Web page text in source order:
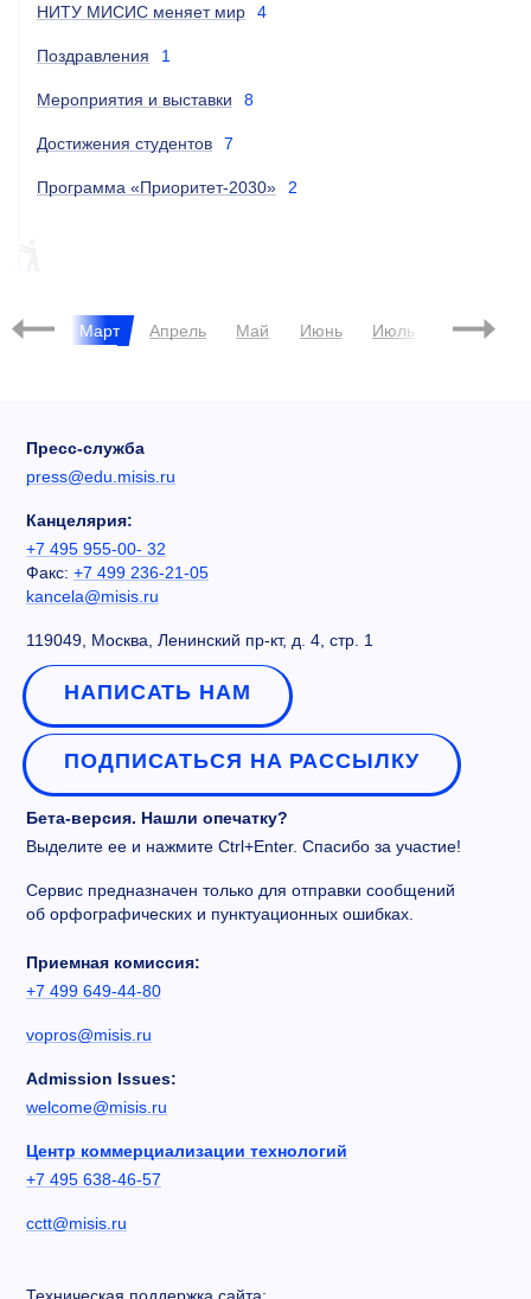
НИТУ МИСИС меняет мир 4
Поздравления 1
Мероприятия и выставки 8
Достижения студентов 7
Программа «Приоритет-2030» 2
Март Апрель Май Июнь Июль Август
Пресс-служба
press@edu.misis.ru
Канцелярия:
+7 495 955-00- 32
Факс: +7 499 236-21-05
kancela@misis.ru
119049, Москва, Ленинский пр-кт, д. 4, стр. 1
НАПИСАТЬ НАМ
ПОДПИСАТЬСЯ НА РАССЫЛКУ
Бета-версия. Нашли опечатку?
Выделите ее и нажмите Ctrl+Enter. Спасибо за участие!
Сервис предназначен только для отправки сообщений
об орфографических и пунктуационных ошибках.
Приемная комиссия:
+7 499 649-44-80
vopros@misis.ru
Admission Issues:
welcome@misis.ru
Центр коммерциализации технологий
+7 495 638-46-57
cctt@misis.ru